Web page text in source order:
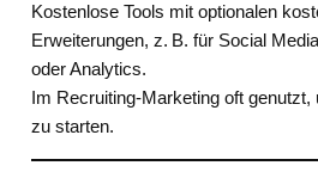
Kostenlose Tools mit optionalen
Erweiterungen, z. B. für Social
oder Analytics.
Im Recruiting-Marketing oft
zu starten.